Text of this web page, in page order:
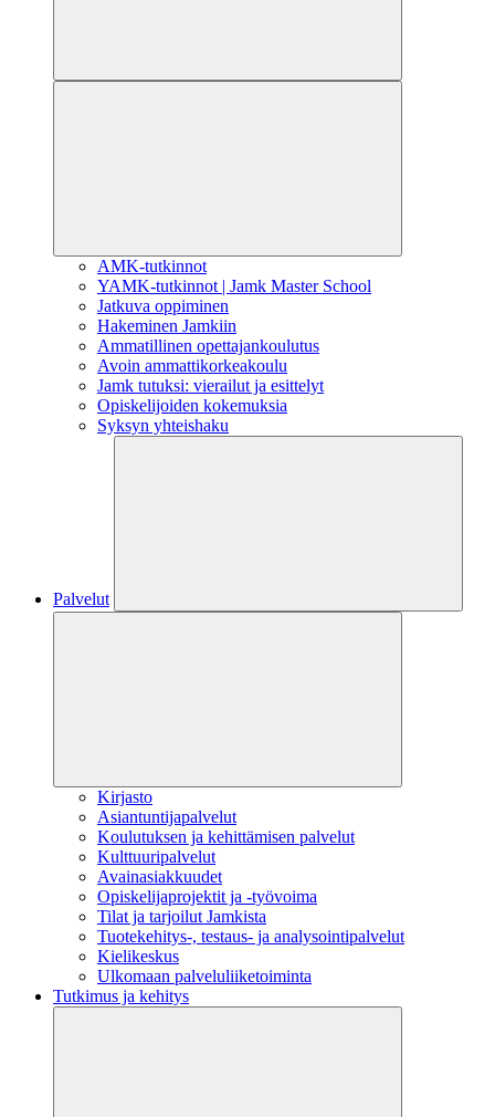
AMK-tutkinnot
YAMK-tutkinnot | Jamk Master School
Jatkuva oppiminen
Hakeminen Jamkiin
Ammatillinen opettajankoulutus
Avoin ammattikorkeakoulu
Jamk tutuksi: vierailut ja esittelyt
Opiskelijoiden kokemuksia
Syksyn yhteishaku
Palvelut
Kirjasto
Asiantuntijapalvelut
Koulutuksen ja kehittämisen palvelut
Kulttuuripalvelut
Avainasiakkuudet
Opiskelijaprojektit​ ja -työvoima
Tilat ja tarjoilut Jamkista
Tuotekehitys-, testaus- ja analysointipalvelut
Kielikeskus
Ulkomaan palveluliiketoiminta
Tutkimus ja kehitys